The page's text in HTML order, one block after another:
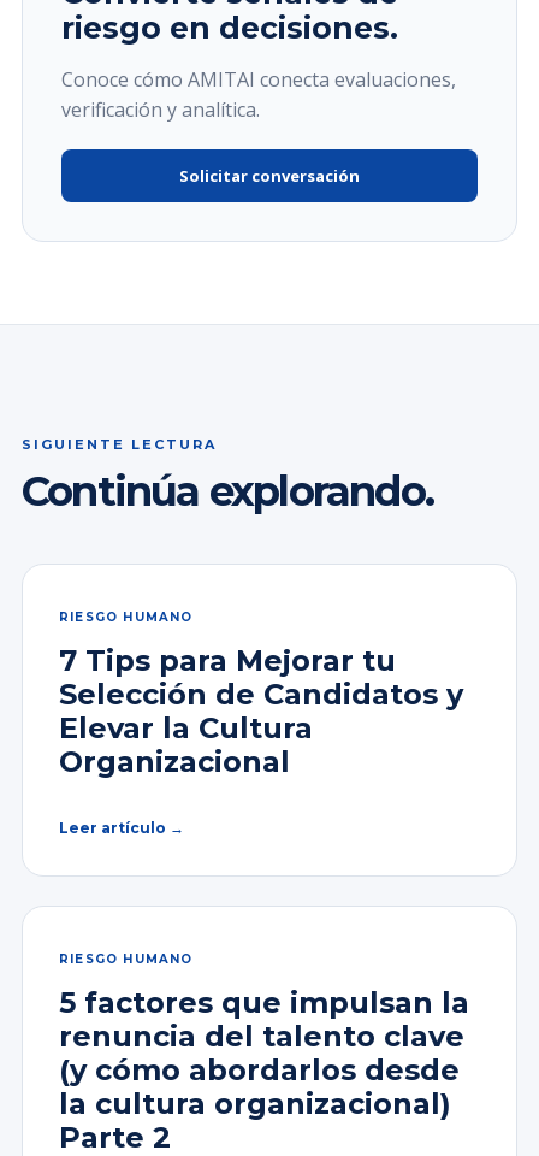
riesgo en decisiones.
Conoce cómo AMITAI conecta evaluaciones,
verificación y analítica.
Solicitar conversación
SIGUIENTE LECTURA
Continúa explorando.
RIESGO HUMANO
7 Tips para Mejorar tu
Selección de Candidatos y
Elevar la Cultura
Organizacional
Leer artículo →
RIESGO HUMANO
5 factores que impulsan la
renuncia del talento clave
(y cómo abordarlos desde
la cultura organizacional)
Parte 2